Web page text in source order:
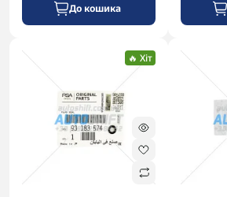
До кошика
🔥 Хіт